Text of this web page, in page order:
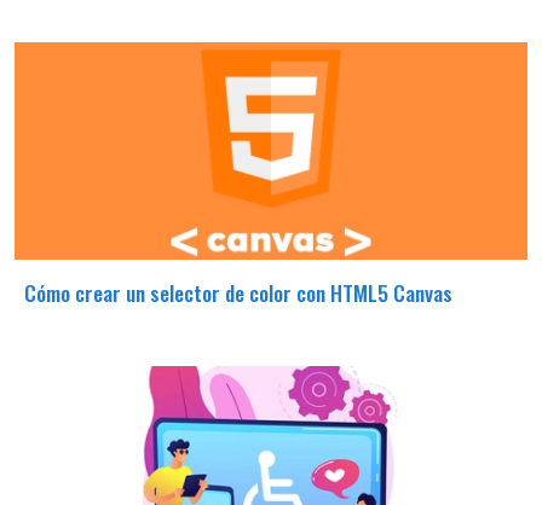
Cómo crear un selector de color con HTML5 Canvas